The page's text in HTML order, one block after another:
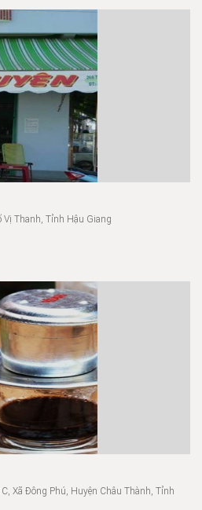
Thanh, Tỉnh Hậu Giang
Xã Đông Phú, Huyện Châu Thành, Tỉnh